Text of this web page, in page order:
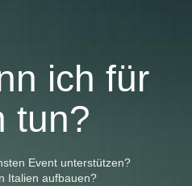
ich für
tun?
Event unterstützen?
Italien aufbauen?